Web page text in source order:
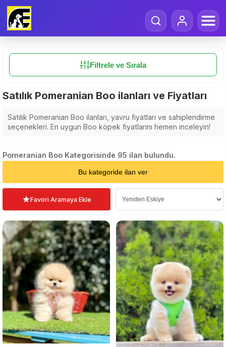
Filtrele ve Sırala
Satılık Pomeranian Boo ilanları ve Fiyatları
Satılık Pomeranian Boo ilanları, yavru fiyatları ve sahiplendirme
seçenekleri. En uygun Boo köpek fiyatlarını hemen inceleyin!
Pomeranian Boo Kategorisinde 95 ilan bulundu.
Bu kategoride ilan ver
Favori Aramaya Ekle